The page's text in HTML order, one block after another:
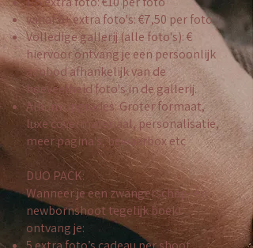
vanaf 6+ extra foto's: €7,50 per foto
Volledige gallerij (alle foto's): €
hiervoor ontvang je een persoonlijk
aanbod afhankelijk van de
hoeveelheid foto's in de gallerij.​
Album upgrades: Groter formaat,
luxe covermateriaal, personalisatie,
meer pagina's, bewaarbox etc
DUO PACK:
Wanneer je een zwangerschap- èn
newbornshoot tegelijk boekt
ontvang je: